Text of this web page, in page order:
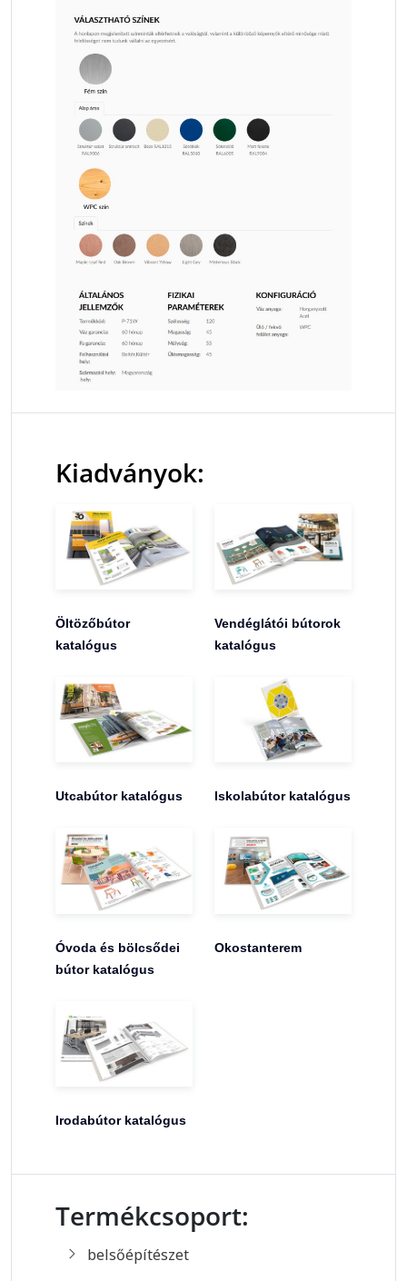
Kiadványok:
Öltözőbútor
katalógus
Vendéglátói bútorok
katalógus
Utcabútor katalógus Iskolabútor katalógus
Óvoda és bölcsődei
bútor katalógus
Okostanterem
Irodabútor katalógus
Termékcsoport:
belsőépítészet